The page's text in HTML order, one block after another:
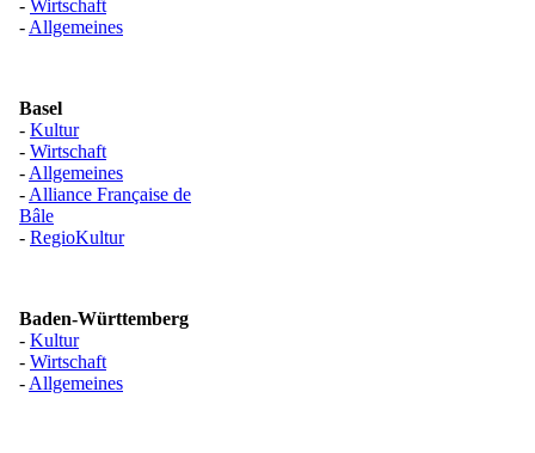
- Wirtschaft
- Allgemeines
Basel
- Kultur
- Wirtschaft
- Allgemeines
- Alliance Française de
Bâle
- RegioKultur
Baden-Württemberg
- Kultur
- Wirtschaft
- Allgemeines